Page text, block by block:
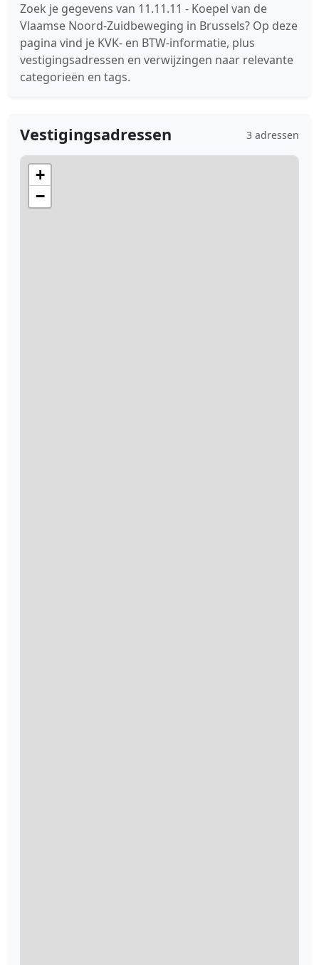
Zoek je gegevens van 11.11.11 - Koepel van de
Vlaamse Noord-Zuidbeweging in Brussels? Op deze
pagina vind je KVK- en BTW-informatie, plus
vestigingsadressen en verwijzingen naar relevante
categorieën en tags.
Vestigingsadressen 3 adressen
+
−